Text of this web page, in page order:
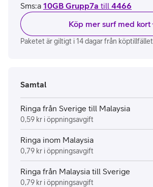
Sms:a 10GB Grupp7a till 4466
Köp mer surf med kort
Paketet är giltigt i 14 dagar från köptillfället.
Samtal
Ringa från Sverige till Malaysia
0,59 kr i öppningsavgift
Ringa inom Malaysia
0,79 kr i öppningsavgift
Ringa från Malaysia till Sverige
0,79 kr i öppningsavgift